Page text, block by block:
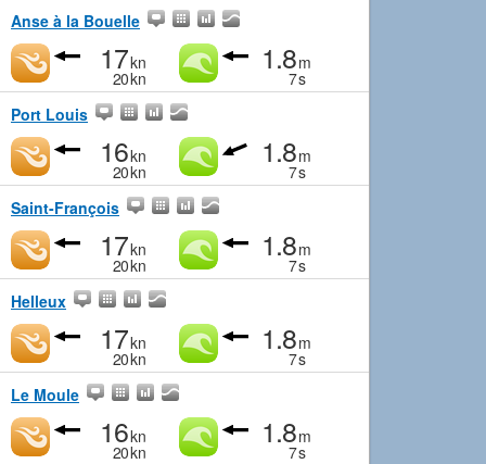
Anse à la Bouelle
17kn
20kn
1.8m
7s
Port Louis
16kn
20kn
1.8m
7s
Saint-François
17kn
20kn
1.8m
7s
Helleux
17kn
20kn
1.8m
7s
Le Moule
16kn
20kn
1.8m
7s